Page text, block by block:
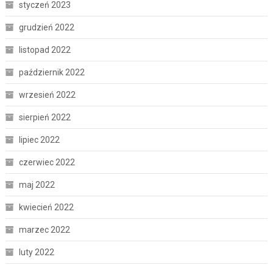
styczeń 2023
grudzień 2022
listopad 2022
październik 2022
wrzesień 2022
sierpień 2022
lipiec 2022
czerwiec 2022
maj 2022
kwiecień 2022
marzec 2022
luty 2022